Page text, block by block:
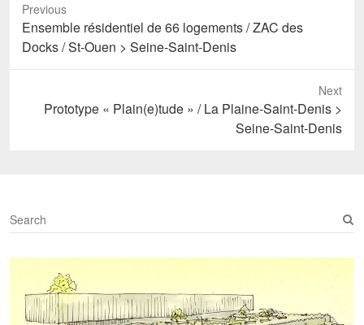
Previous
Previous
post:
Ensemble résidentiel de 66 logements / ZAC des
Docks / St-Ouen > Seine-Saint-Denis
Next
NextPrototype « Plain(e)tude » / La Plaine-Saint-Denis >
Seine-Saint-Denis
S
e